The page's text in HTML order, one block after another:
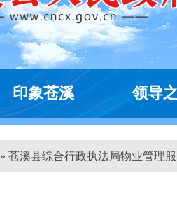
印象苍溪 领导
» 苍溪县综合行政执法局物业管理